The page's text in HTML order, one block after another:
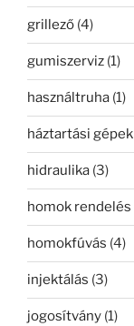
grillező (4)
gumiszerviz (1)
használtruha (1)
háztartási gépek
hidraulika (3)
homok rendelés
homokfúvás (4)
injektálás (3)
jogosítvány (1)